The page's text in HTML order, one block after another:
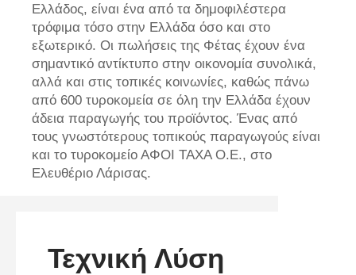
Ελλάδος, είναι ένα από τα δημοφιλέστερα
τρόφιμα τόσο στην Ελλάδα όσο και στο
εξωτερικό. Οι πωλήσεις της Φέτας έχουν ένα
σημαντικό αντίκτυπο στην οικονομία συνολικά,
αλλά και στις τοπικές κοινωνίες, καθώς πάνω
από 600 τυροκομεία σε όλη την Ελλάδα έχουν
άδεια παραγωγής του προϊόντος. Ένας από
τους γνωστότερους τοπικούς παραγωγούς είναι
και το τυροκομείο ΑΦΟΙ ΤΑΧΑ Ο.Ε., στο
Ελευθέριο Λάρισας.
Τεχνική Λύση